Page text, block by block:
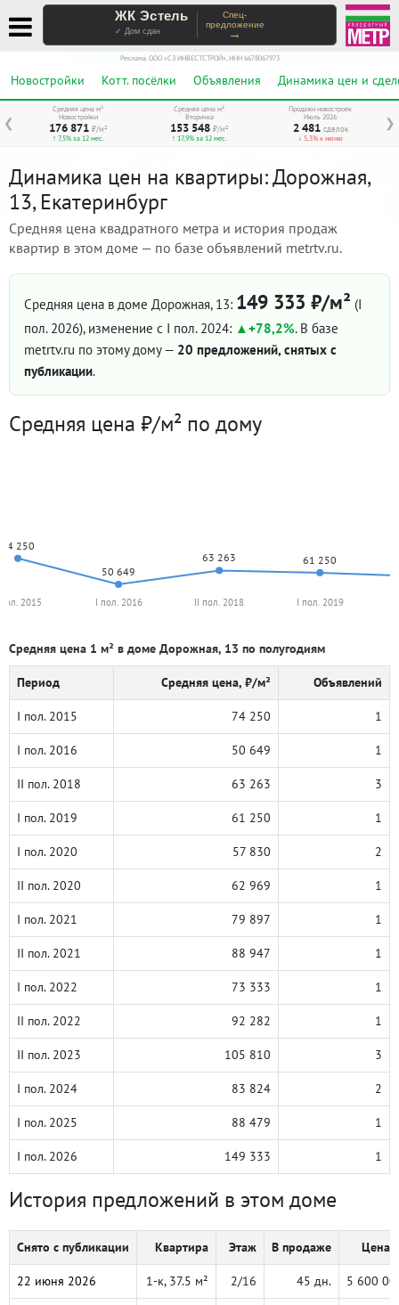
ЖК Эстель
✓ Дом сдан
Спец-
предложение
→
Реклама. ООО «СЗ ИНВЕСТСТРОЙ», ИНН 6678067973
Новостройки Котт. посёлки Объявления Динамика цен и
❮ ❯
Средняя цена м²
Новостройки
176 871 ₽/м²
↑ 7,5% за 12 мес.
Средняя цена м²
Вторичка
153 548 ₽/м²
↑ 17,9% за 12 мес.
Продажи новостроек
Июль 2026
2 481 сделок
↓ 5,3% к июню
Динамика цен на квартиры: Дорожная,
13, Екатеринбург
Средняя цена квадратного метра и история продаж
квартир в этом доме — по базе объявлений metrtv.ru.
Средняя цена в доме Дорожная, 13: 149 333 ₽/м² (I
пол. 2026), изменение с I пол. 2024: +78,2%. В базе
metrtv.ru по этому дому — 20 предложений, снятых с
публикации.
Средняя цена ₽/м² по дому
74 250
50 649
63 263 61 250
2015 I пол. 2016 II пол. 2018 I пол. 2019
Средняя цена 1 м² в доме Дорожная, 13 по полугодиям
Период Средняя цена, ₽/м² Объявлений
I пол. 2015 74 250 1
I пол. 2016 50 649 1
II пол. 2018 63 263 3
I пол. 2019 61 250 1
I пол. 2020 57 830 2
II пол. 2020 62 969 1
I пол. 2021 79 897 1
II пол. 2021 88 947 1
I пол. 2022 73 333 1
II пол. 2022 92 282 1
II пол. 2023 105 810 3
I пол. 2024 83 824 2
I пол. 2025 88 479 1
I пол. 2026 149 333 1
История предложений в этом доме
Снято с публикации Квартира Этаж В продаже Цена,
22 июня 2026 1-к, 37.5 м² 2/16 45 дн. 5 600